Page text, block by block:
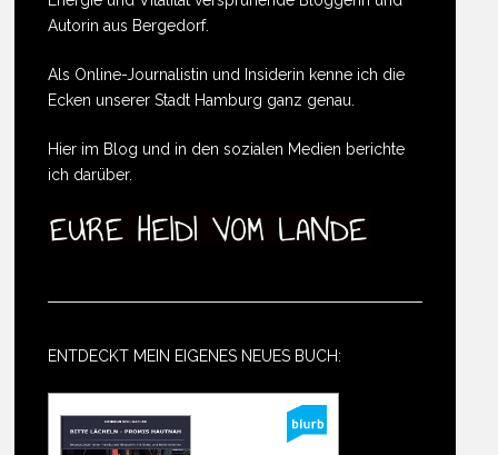
Autorin aus Bergedorf.
Als Online-Journalistin und Insiderin kenne ich die
Ecken unserer Stadt Hamburg ganz genau.
Hier im Blog und in den sozialen Medien berichte
ich darüber.
ENTDECKT MEIN EIGENES NEUES BUCH: